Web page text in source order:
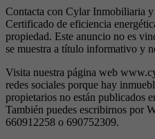
Contacta con Cylar Inmobiliaria y
Certificado de eficiencia
propiedad. Este anuncio no es
se muestra a título informativo y
Visita nuestra página web
redes sociales porque hay
propietarios no están publicados
También puedes escribirnos por
660912258 o 690752309.